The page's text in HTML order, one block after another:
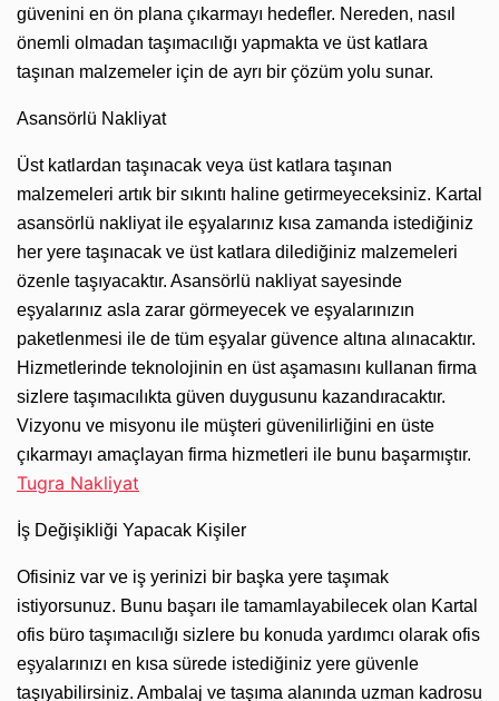
güvenini en ön plana çıkarmayı hedefler. Nereden, nasıl
önemli olmadan taşımacılığı yapmakta ve üst katlara
taşınan malzemeler için de ayrı bir çözüm yolu sunar.
Asansörlü Nakliyat
Üst katlardan taşınacak veya üst katlara taşınan
malzemeleri artık bir sıkıntı haline getirmeyeceksiniz. Kartal
asansörlü nakliyat ile eşyalarınız kısa zamanda istediğiniz
her yere taşınacak ve üst katlara dilediğiniz malzemeleri
özenle taşıyacaktır. Asansörlü nakliyat sayesinde
eşyalarınız asla zarar görmeyecek ve eşyalarınızın
paketlenmesi ile de tüm eşyalar güvence altına alınacaktır.
Hizmetlerinde teknolojinin en üst aşamasını kullanan firma
sizlere taşımacılıkta güven duygusunu kazandıracaktır.
Vizyonu ve misyonu ile müşteri güvenilirliğini en üste
çıkarmayı amaçlayan firma hizmetleri ile bunu başarmıştır.
Tugra Nakliyat
İş Değişikliği Yapacak Kişiler
Ofisiniz var ve iş yerinizi bir başka yere taşımak
istiyorsunuz. Bunu başarı ile tamamlayabilecek olan Kartal
ofis büro taşımacılığı sizlere bu konuda yardımcı olarak ofis
eşyalarınızı en kısa sürede istediğiniz yere güvenle
taşıyabilirsiniz. Ambalaj ve taşıma alanında uzman kadrosu